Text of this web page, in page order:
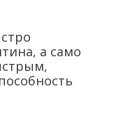
а само